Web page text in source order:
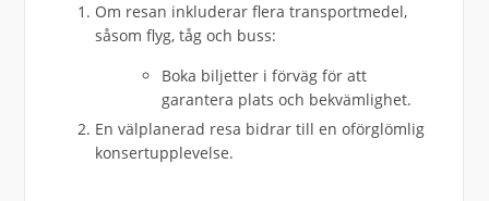
Om resan inkluderar flera transportmedel,
såsom flyg, tåg och buss:
Boka biljetter i förväg för att
garantera plats och bekvämlighet.
En välplanerad resa bidrar till en oförglömlig
konsertupplevelse.